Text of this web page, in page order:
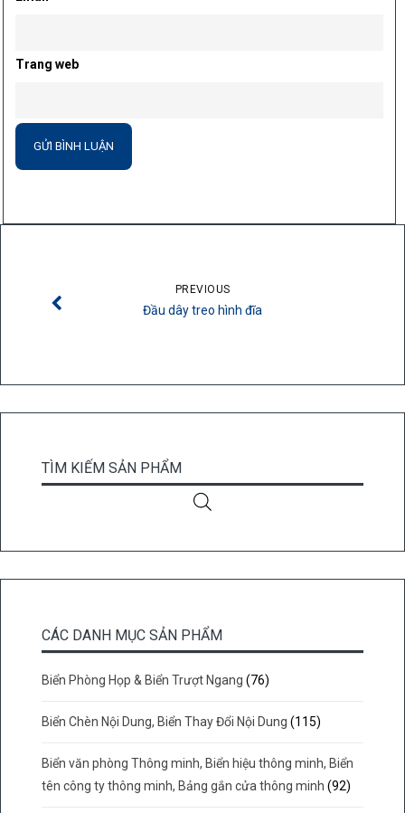
Trang web
PREVIOUS
Đầu dây treo hình đĩa
TÌM KIẾM SẢN PHẨM
CÁC DANH MỤC SẢN PHẨM
Biển Phòng Họp & Biển Trượt Ngang (76)
Biển Chèn Nội Dung, Biển Thay Đổi Nội Dung (115)
Biển văn phòng Thông minh, Biển hiệu thông minh, Biển
tên công ty thông minh, Bảng gắn cửa thông minh (92)